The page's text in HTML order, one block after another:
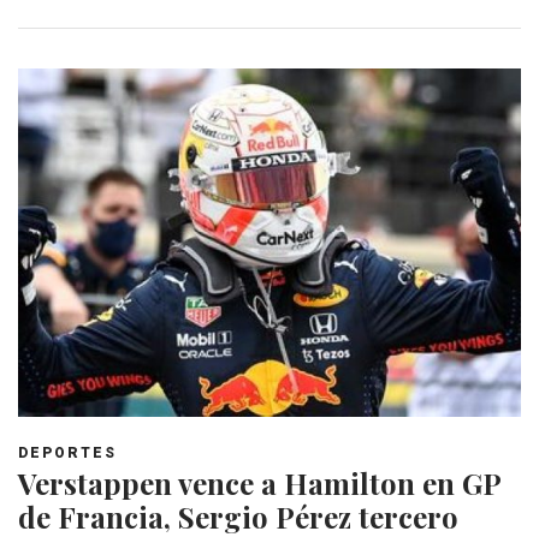
DEPORTES
Verstappen vence a Hamilton en GP
de Francia, Sergio Pérez tercero